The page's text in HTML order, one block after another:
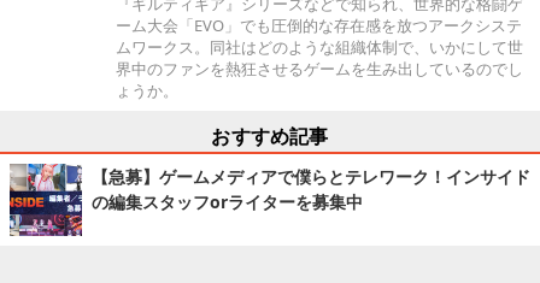
ーム大会「EVO」でも圧倒的な存在感を放つアークシステ
ムワークス。同社はどのような組織体制で、いかにして世
界中のファンを熱狂させるゲームを生み出しているのでし
ょうか。
おすすめ記事
【急募】ゲームメディアで僕らとテレワーク！インサイド
の編集スタッフorライターを募集中